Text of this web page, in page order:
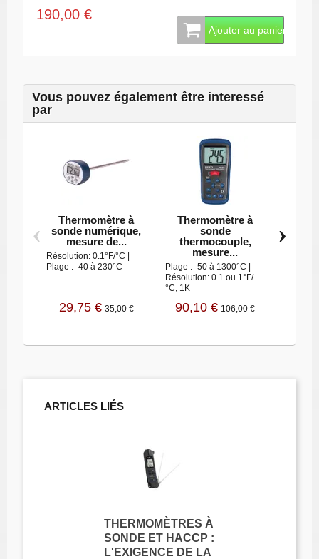
190,00 €
Ajouter au panier
Vous pouvez également être interessé
par
Thermomètre à
sonde numérique,
mesure de...
Résolution: 0.1°F/°C |
Plage : -40 à 230°C
29,75 € 35,00 €
Thermomètre à
sonde
thermocouple,
mesure...
Plage : -50 à 1300°C |
Résolution: 0.1 ou 1°F/
°C, 1K
90,10 € 106,00 €
‹ ›
ARTICLES LIÉS
THERMOMÈTRES À
SONDE ET HACCP :
L'EXIGENCE DE LA